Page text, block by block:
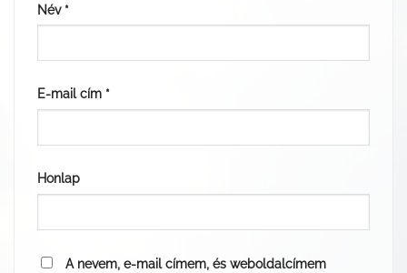
Név *
E-mail cím *
Honlap
A nevem, e-mail címem, és weboldalcímem